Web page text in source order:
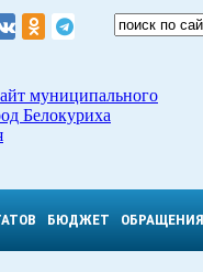
муниципального
Белокуриха
БЮДЖЕТ ОБРАЩЕНИЯ